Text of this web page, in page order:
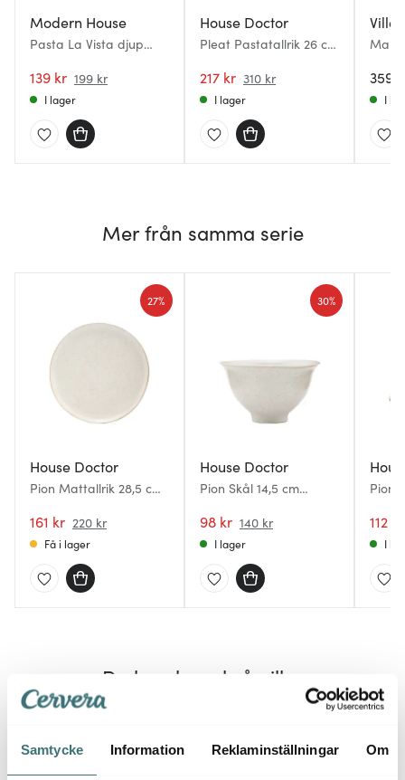
Samtycke Information Reklaminställningar Om
Modern House
Pasta La Vista djup
139 kr 199 kr
I lager
House Doctor
Pleat Pastatallrik 26 cm
217 kr 310 kr
I lager
359
I
Mer från samma serie
House Doctor
Pion Mattallrik 28,5 cm
161 kr 220 kr
27%
Få i lager
House Doctor
Pion Skål 14,5 cm
98 kr 140 kr
30%
I lager
Pion
112 kr
I
Du kanske också gillar